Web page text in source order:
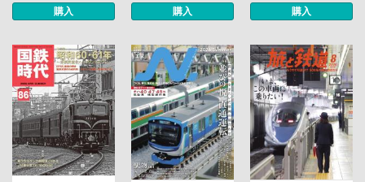
購入 購入 購入